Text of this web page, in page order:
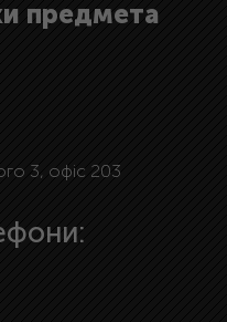
предмета
3, офіс 203